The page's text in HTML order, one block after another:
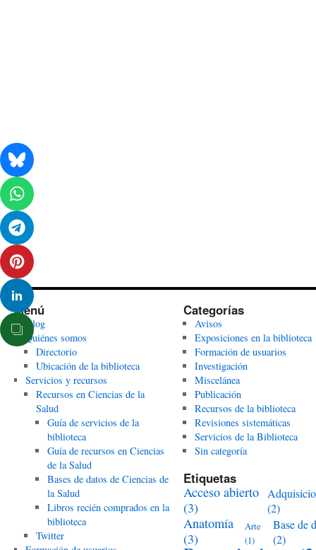
Menú
Blog
Quiénes somos
Directorio
Ubicación de la biblioteca
Servicios y recursos
Recursos en Ciencias de la
Salud
Guía de servicios de la
biblioteca
Guía de recursos en Ciencias
de la Salud
Bases de datos de Ciencias de
la Salud
Libros recién comprados en la
biblioteca
Twitter
Categorías
Avisos
Exposiciones en la biblioteca
Formación de usuarios
Investigación
Miscelánea
Publicación
Recursos de la biblioteca
Revisiones sistemáticas
Servicios de la Biblioteca
Sin categoría
Etiquetas
Acceso abierto
(3)
(2)
Anatomía
(3)
Arte
(1)
Base de
(2)